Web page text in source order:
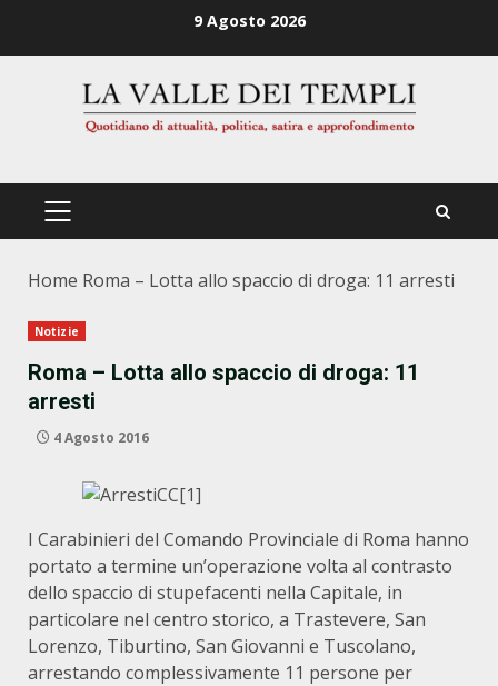
9 Agosto 2026
PRIMÄRES
Home Roma – Lotta allo spaccio di droga: 11 arresti
Notizie
Roma – Lotta allo spaccio di droga: 11
arresti
4 Agosto 2016
I Carabinieri del Comando Provinciale di Roma hanno
portato a termine un’operazione volta al contrasto
dello spaccio di stupefacenti nella Capitale, in
particolare nel centro storico, a Trastevere, San
Lorenzo, Tiburtino, San Giovanni e Tuscolano,
arrestando complessivamente 11 persone per